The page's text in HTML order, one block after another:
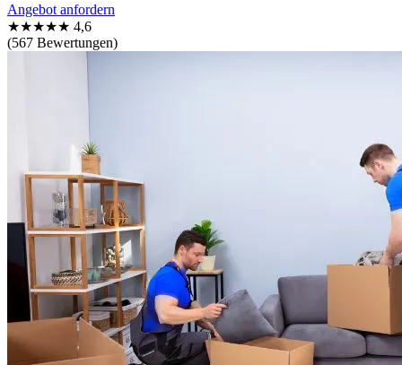
Angebot anfordern
★★★★★ 4,6
(567 Bewertungen)